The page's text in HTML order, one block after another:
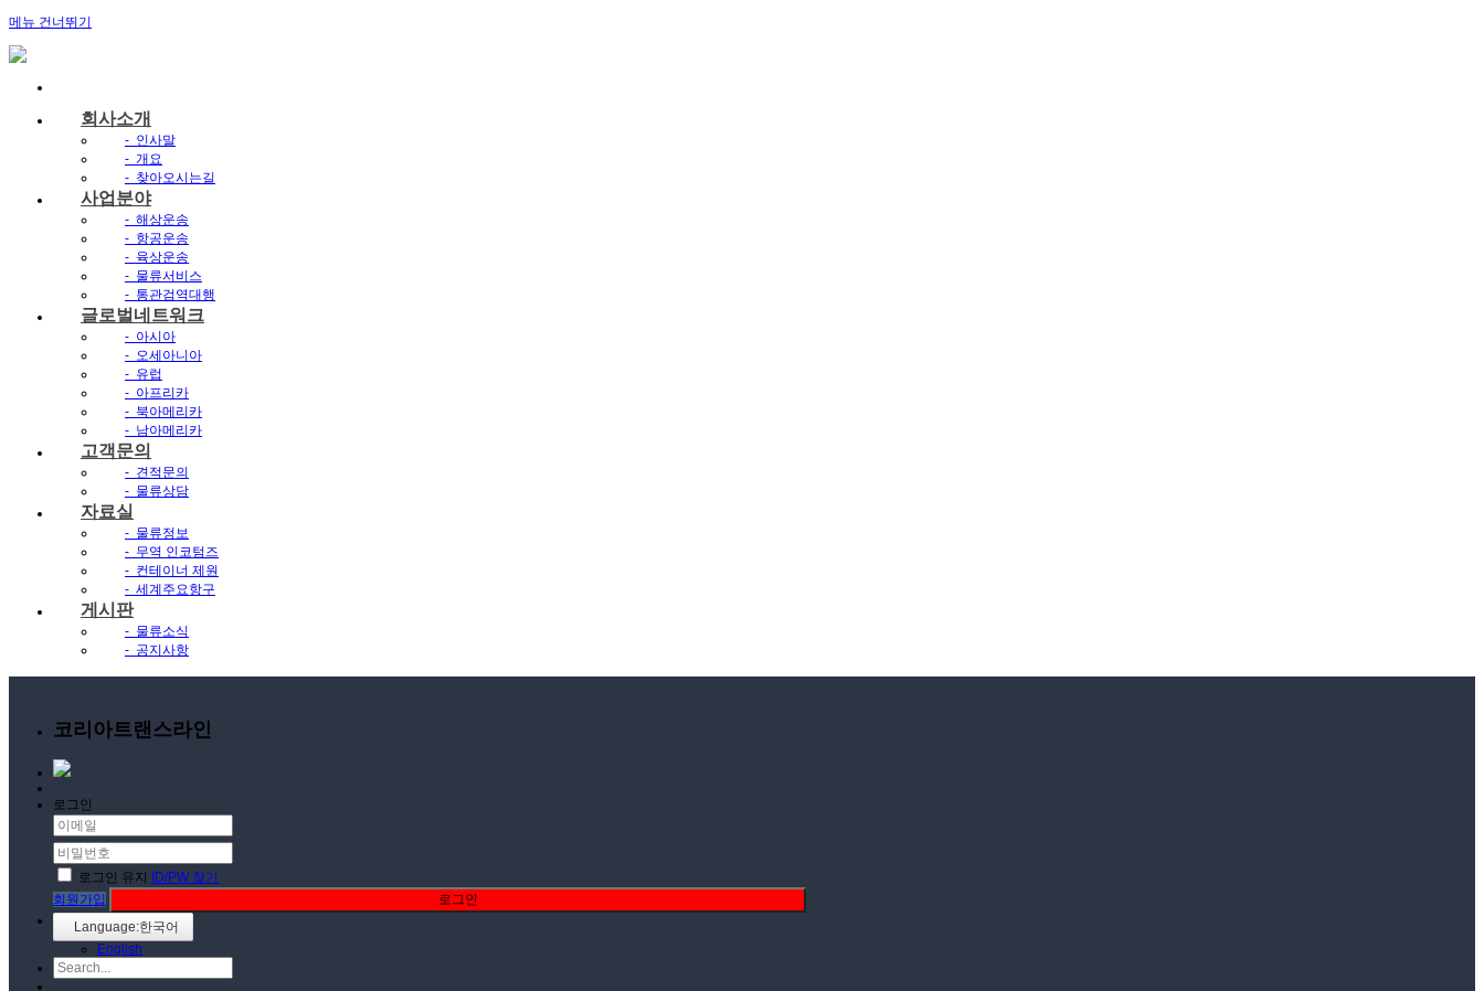
메뉴 건너뛰기
회사소개
- 인사말
- 개요
- 찾아오시는길
사업분야
- 해상운송
- 항공운송
- 육상운송
- 물류서비스
- 통관검역대행
글로벌네트워크
- 아시아
- 오세아니아
- 유럽
- 아프리카
- 북아메리카
- 남아메리카
고객문의
- 견적문의
- 물류상담
자료실
- 물류정보
- 무역 인코텀즈
- 컨테이너 제원
- 세계주요항구
게시판
- 물류소식
- 공지사항
코리아트랜스라인
로그인
로그인 유지 ID/PW 찾기
회원가입
로그인
Language:한국어
English